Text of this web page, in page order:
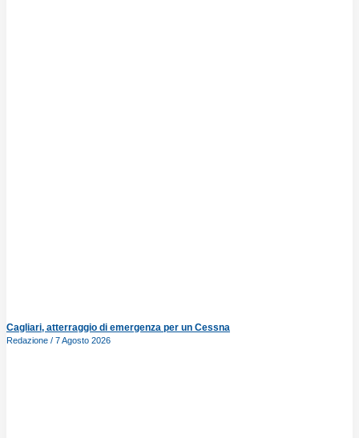
Cagliari, atterraggio di emergenza per un Cessna
Redazione 7 Agosto 2026